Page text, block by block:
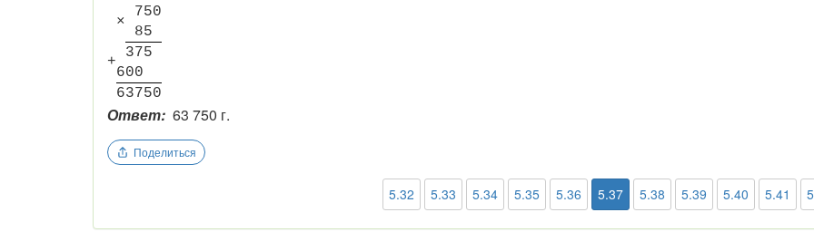
×
750
85
+
375
600
63750
Ответ: 63 750 г.
Поделиться
5.32 5.33 5.34 5.35 5.36 5.37 5.38 5.39 5.40 5.41